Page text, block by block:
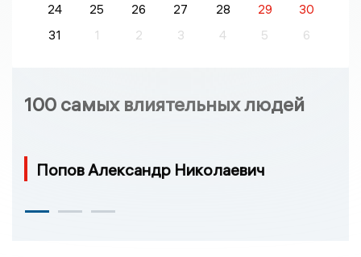
24
25 26 27 28 29
30
31
1 2 3 4 5 6
100 самых влиятельных людей
Попов Александр Николаевич